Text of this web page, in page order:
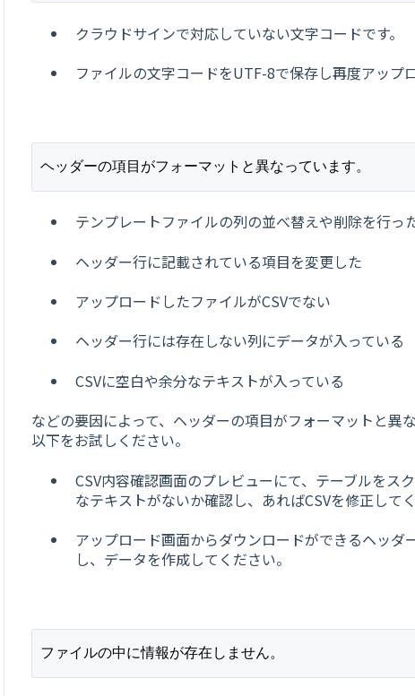
クラウドサインで対応していない文字コードです。
ファイルの文字コードをUTF-8で保存し再度アップ
ヘッダーの項目がフォーマットと異なっています。
テンプレートファイルの列の並べ替えや削除を行っ
ヘッダー行に記載されている項目を変更した
アップロードしたファイルがCSVでない
ヘッダー行には存在しない列にデータが入っている
CSVに空白や余分なテキストが入っている
などの要因によって、ヘッダーの項目がフォーマットと異な
以下をお試しください。
CSV内容確認画面のプレビューにて、テーブルをス
なテキストがないか確認し、あればCSVを修正してく
アップロード画面からダウンロードができるヘッダ
し、データを作成してください。
ファイルの中に情報が存在しません。